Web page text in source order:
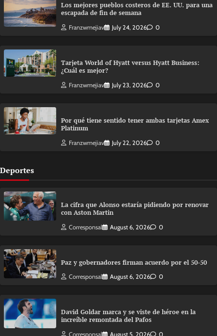
Los mejores pueblos costeros de EE. UU. para una
escapada de fin de semana
Franzwmejiav July 24, 2026 0
Tarjeta World of Hyatt versus Hyatt Business:
¿Cuál es mejor?
Franzwmejiav July 23, 2026 0
Por qué tiene sentido tener ambas tarjetas Amex
Platinum
Franzwmejiav July 22, 2026 0
Deportes
La cifra que Alonso estaría pidiendo por renovar
con Aston Martin
Corresponsal August 6, 2026 0
Paz y gobernadores firman acuerdo por el 50-50
Corresponsal August 6, 2026 0
David Goldar marca y se viste de héroe en la
increíble remontada del Pafos
Corresponsal August 5, 2026 0